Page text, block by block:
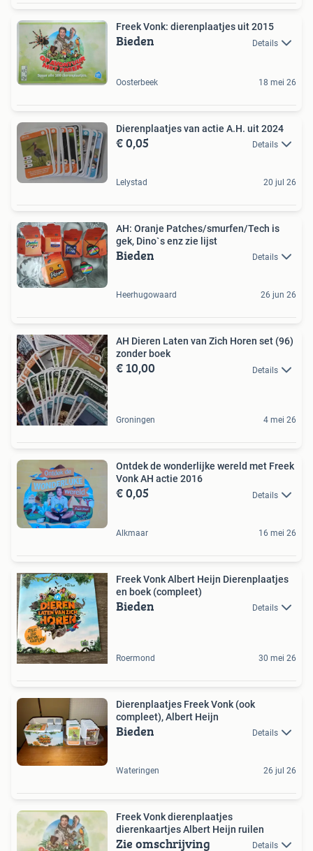
Freek Vonk: dierenplaatjes uit 2015
Bieden Details
Oosterbeek 18 mei 26
Dierenplaatjes van actie A.H. uit 2024
€ 0,05 Details
Lelystad 20 jul 26
AH: Oranje Patches/smurfen/Tech is
gek, Dino`s enz zie lijst
Bieden Details
Heerhugowaard 26 jun 26
AH Dieren Laten van Zich Horen set (96)
zonder boek
€ 10,00 Details
Groningen 4 mei 26
Ontdek de wonderlijke wereld met Freek
Vonk AH actie 2016
€ 0,05 Details
Alkmaar 16 mei 26
Freek Vonk Albert Heijn Dierenplaatjes
en boek (compleet)
Bieden Details
Roermond 30 mei 26
Dierenplaatjes Freek Vonk (ook
compleet), Albert Heijn
Bieden Details
Wateringen 26 jul 26
Freek Vonk dierenplaatjes
dierenkaartjes Albert Heijn ruilen
Zie omschrijving Details